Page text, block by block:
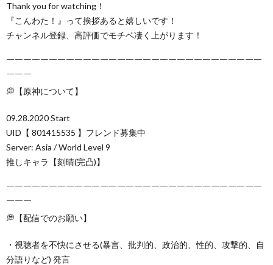
Thank you for watching！
『こんわた！』って挨拶あると嬉しいです！
チャンネル登録、高評価でモチベ凄く上がります！
￣￣￣￣￣￣￣￣￣￣￣￣￣￣￣￣￣￣￣￣￣￣￣￣￣￣￣￣￣￣
￣￣￣
💭【原神について】
09.28.2020 Start
UID【 801415535 】フレンド募集中
Server: Asia / World Level 9
推しキャラ【刻晴(完凸)】
￣￣￣￣￣￣￣￣￣￣￣￣￣￣￣￣￣￣￣￣￣￣￣￣￣￣￣￣￣￣
￣￣￣
💭【配信でのお願い】
・視聴者を不快にさせる(暴言、批判的、政治的、性的、攻撃的、自
分語りなど) 発言